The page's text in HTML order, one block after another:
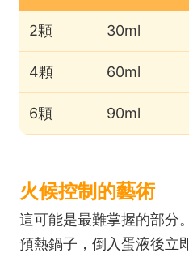
2顆 30ml
4顆 60ml
6顆 90ml
火候控制的藝術
這可能是最難掌握的部分
預熱鍋子，倒入蛋液後立